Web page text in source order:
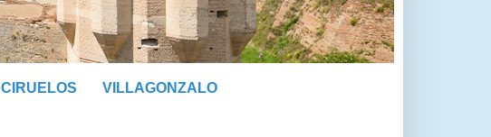
CIRUELOS VILLAGONZALO